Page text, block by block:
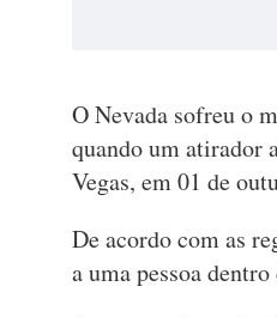
O Nevada sofreu o
quando um atirador
Vegas, em 01 de
De acordo com as
a uma pessoa